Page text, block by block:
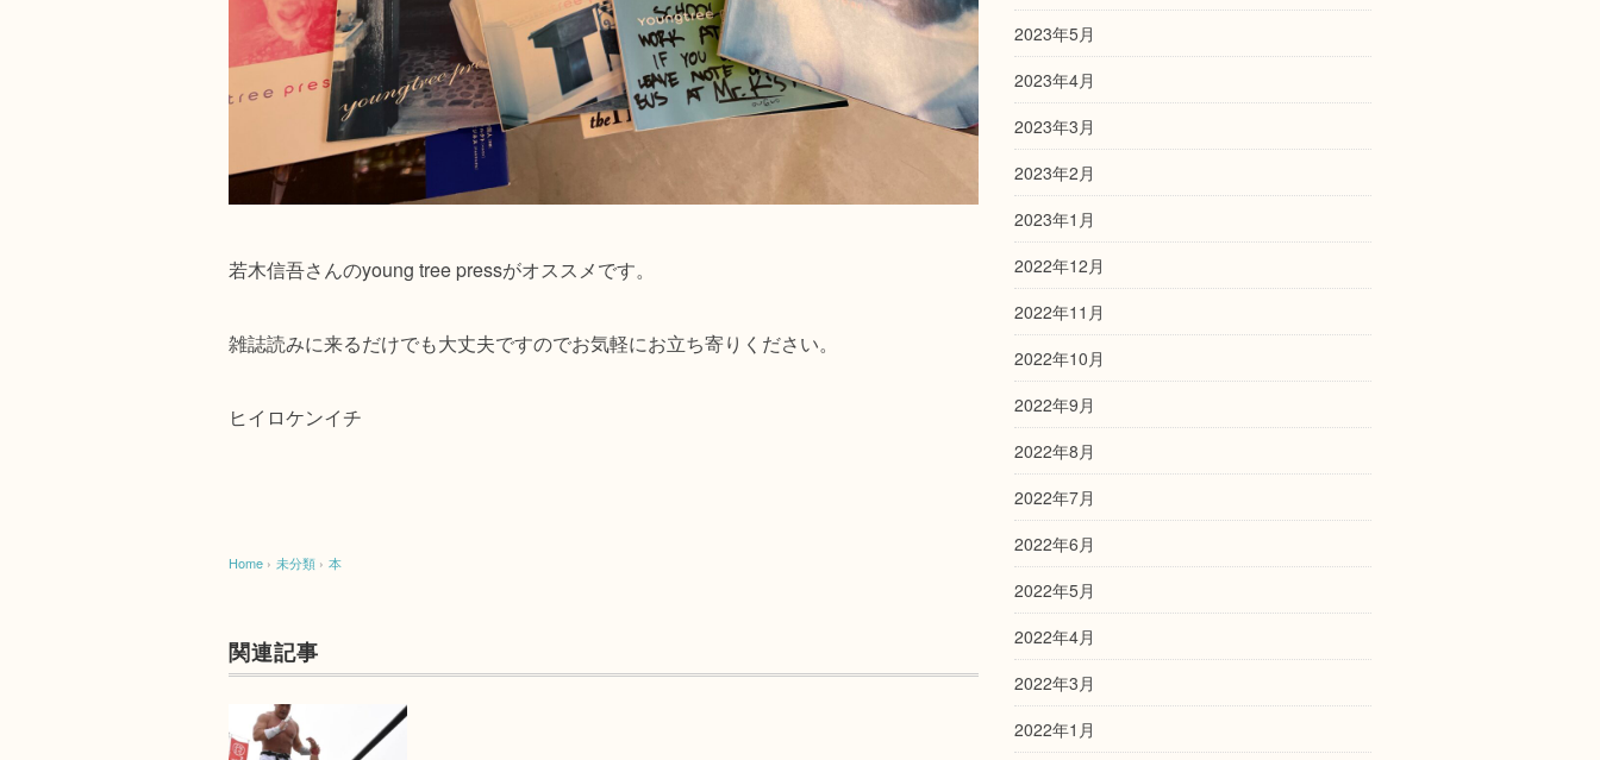
若木信吾さんのyoung tree pressがオススメです。
雑誌読みに来るだけでも大丈夫ですのでお気軽にお立ち寄りください。
ヒイロケンイチ
Home › 未分類 › 本
関連記事
2023年5月
2023年4月
2023年3月
2023年2月
2023年1月
2022年12月
2022年11月
2022年10月
2022年9月
2022年8月
2022年7月
2022年6月
2022年5月
2022年4月
2022年3月
2022年1月